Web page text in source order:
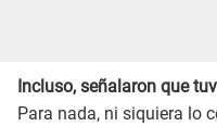
Incluso, señalaron que
Para nada, ni siquiera lo